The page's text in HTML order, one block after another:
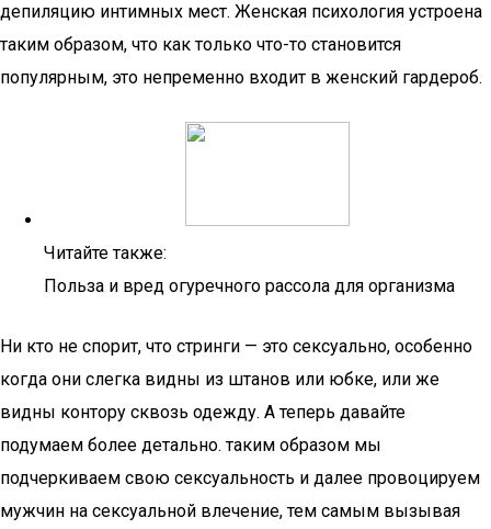
депиляцию интимных мест. Женская психология устроена
таким образом, что как только что-то становится
популярным, это непременно входит в женский гардероб.
Читайте также:
Польза и вред огуречного рассола для организма
Ни кто не спорит, что стринги — это сексуально, особенно
когда они слегка видны из штанов или юбке, или же
видны контору сквозь одежду. А теперь давайте
подумаем более детально. таким образом мы
подчеркиваем свою сексуальность и далее провоцируем
мужчин на сексуальной влечение, тем самым вызывая